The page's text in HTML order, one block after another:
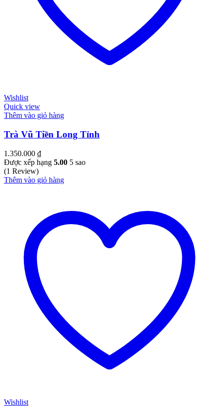
Wishlist
Quick view
Thêm vào giỏ hàng
Trà Vũ Tiền Long Tỉnh
1.350.000 ₫
Được xếp hạng 5.00 5 sao
(1 Review)
Thêm vào giỏ hàng
Wishlist